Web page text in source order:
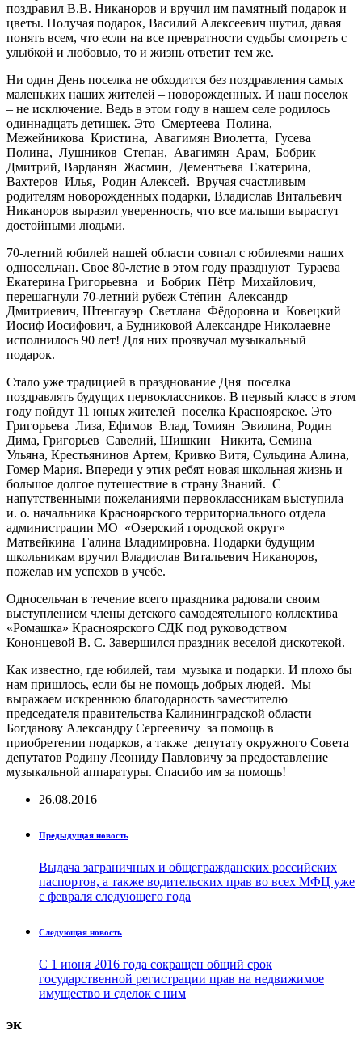
поздравил В.В. Никаноров и вручил им памятный подарок и
цветы. Получая подарок, Василий Алексеевич шутил, давая
понять всем, что если на все превратности судьбы смотреть с
улыбкой и любовью, то и жизнь ответит тем же.
Ни один День поселка не обходится без поздравления самых
маленьких наших жителей – новорожденных. И наш поселок
– не исключение. Ведь в этом году в нашем селе родилось
одиннадцать детишек. Это Смертеева Полина,
Межейникова Кристина, Авагимян Виолетта, Гусева
Полина, Лушников Степан, Авагимян Арам, Бобрик
Дмитрий, Варданян Жасмин, Дементьева Екатерина,
Вахтеров Илья, Родин Алексей. Вручая счастливым
родителям новорожденных подарки, Владислав Витальевич
Никаноров выразил уверенность, что все малыши вырастут
достойными людьми.
70-летний юбилей нашей области совпал с юбилеями наших
односельчан. Свое 80-летие в этом году празднуют Тураева
Екатерина Григорьевна и Бобрик Пётр Михайлович,
перешагнули 70-летний рубеж Стёпин Александр
Дмитриевич, Штенгауэр Светлана Фёдоровна и Ковецкий
Иосиф Иосифович, а Будниковой Александре Николаевне
исполнилось 90 лет! Для них прозвучал музыкальный
подарок.
Стало уже традицией в празднование Дня поселка
поздравлять будущих первоклассников. В первый класс в этом
году пойдут 11 юных жителей поселка Красноярское. Это
Григорьева Лиза, Ефимов Влад, Томиян Эвилина, Родин
Дима, Григорьев Савелий, Шишкин Никита, Семина
Ульяна, Крестьянинов Артем, Кривко Витя, Сульдина Алина,
Гомер Мария. Впереди у этих ребят новая школьная жизнь и
большое долгое путешествие в страну Знаний. С
напутственными пожеланиями первоклассникам выступила
и. о. начальника Красноярского территориального отдела
администрации МО «Озерский городской округ»
Матвейкина Галина Владимировна. Подарки будущим
школьникам вручил Владислав Витальевич Никаноров,
пожелав им успехов в учебе.
Односельчан в течение всего праздника радовали своим
выступлением члены детского самодеятельного коллектива
«Ромашка» Красноярского СДК под руководством
Кононцевой В. С. Завершился праздник веселой дискотекой.
Как известно, где юбилей, там музыка и подарки. И плохо бы
нам пришлось, если бы не помощь добрых людей. Мы
выражаем искреннюю благодарность заместителю
председателя правительства Калининградской области
Богданову Александру Сергеевичу за помощь в
приобретении подарков, а также депутату окружного Совета
депутатов Родину Леониду Павловичу за предоставление
музыкальной аппаратуры. Спасибо им за помощь!
26.08.2016
Предыдущая новость
Выдача заграничных и общегражданских российских
паспортов, а также водительских прав во всех МФЦ уже
с февраля следующего года
Следующая новость
С 1 июня 2016 года сокращен общий срок
государственной регистрации прав на недвижимое
имущество и сделок с ним
эк